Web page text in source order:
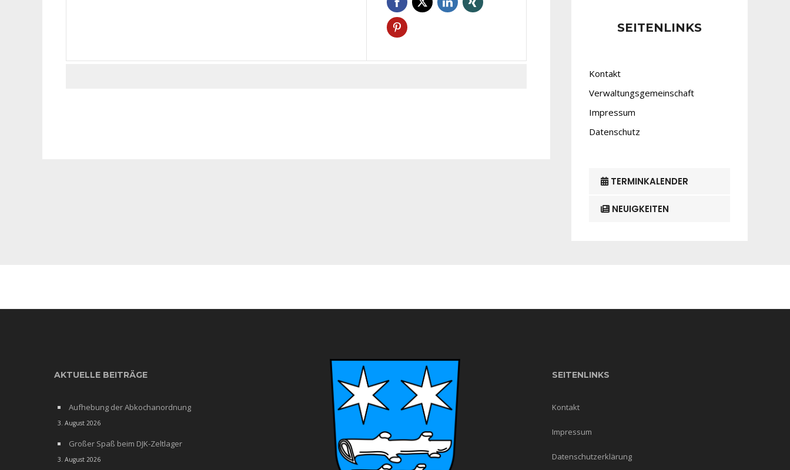
SEITENLINKS
Kontakt
Verwaltungsgemeinschaft
Impressum
Datenschutz
TERMINKALENDER
NEUIGKEITEN
AKTUELLE BEITRÄGE
Aufhebung der Abkochanordnung
3. August 2026
Großer Spaß beim DJK-Zeltlager
3. August 2026
SEITENLINKS
Kontakt
Impressum
Datenschutzerklärung